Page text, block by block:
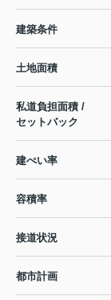
建築条件
土地面積
私道負担面積 /
セットバック
建ぺい率
容積率
接道状況
都市計画